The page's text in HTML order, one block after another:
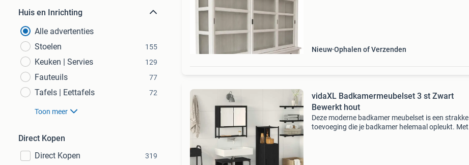
Huis en Inrichting
Alle advertenties
Stoelen
155
Keuken | Servies 129
Fauteuils 77
Tafels | Eettafels 72
Toon meer
Direct Kopen
Direct Kopen
319
Nieuw Ophalen of Verzenden
vidaXL Badkamermeubelset 3 st Zwart
Bewerkt hout
Deze moderne badkamer meubelset is een strakke
toevoeging die je badkamer helemaal opleukt. Met